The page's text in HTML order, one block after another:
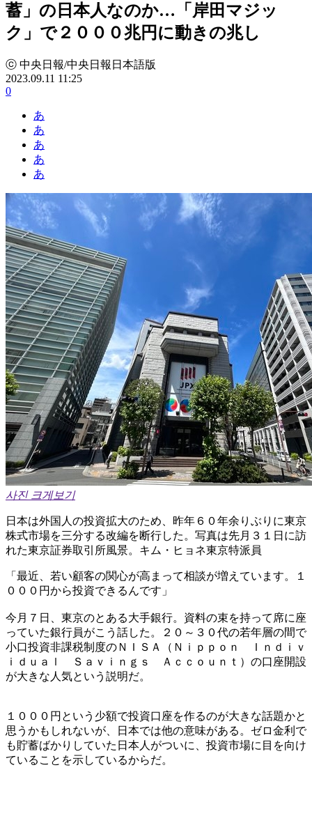
蓄」の日本人なのか…「岸田マジッ
ク」で２０００兆円に動きの兆し
ⓒ 中央日報/中央日報日本語版
2023.09.11 11:25
0
あ
あ
あ
あ
あ
사진 크게보기
日本は外国人の投資拡大のため、昨年６０年余りぶりに東京
株式市場を三分する改編を断行した。写真は先月３１日に訪
れた東京証券取引所風景。キム・ヒョネ東京特派員
「最近、若い顧客の関心が高まって相談が増えています。１
０００円から投資できるんです」
今月７日、東京のとある大手銀行。資料の束を持って席に座
っていた銀行員がこう話した。２０～３０代の若年層の間で
小口投資非課税制度のＮＩＳＡ（Ｎｉｐｐｏｎ Ｉｎｄｉｖ
ｉｄｕａｌ Ｓａｖｉｎｇｓ Ａｃｃｏｕｎｔ）の口座開設
が大きな人気という説明だ。
１０００円という少額で投資口座を作るのが大きな話題かと
思うかもしれないが、日本では他の意味がある。ゼロ金利で
も貯蓄ばかりしていた日本人がついに、投資市場に目を向け
ていることを示しているからだ。